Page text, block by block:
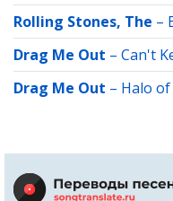
Rolling Stones, The –
Drag Me Out – Can't
Drag Me Out – Halo of